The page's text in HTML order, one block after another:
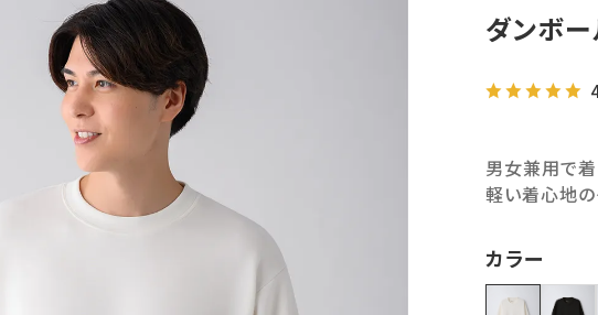
ダンボー
男女兼用で着
軽い着心地の
カラー